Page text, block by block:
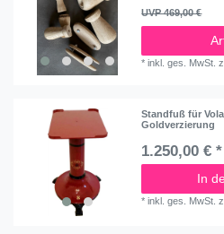
UVP 469,00 €
*inkl. ges. MwSt.
Standfuß für
Goldverzierung
1.250,00 € *
In
*inkl. ges. MwSt.